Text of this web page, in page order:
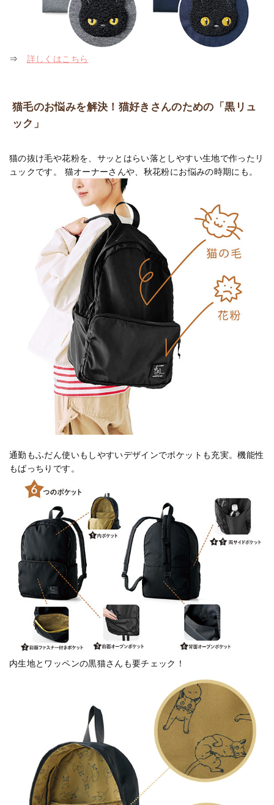
⇒ 詳しくはこちら
猫毛のお悩みを解決！猫好きさんのための「黒リュ
ック」
猫の抜け毛や花粉を、サッとはらい落としやすい生地で作ったリ
ュックです。 猫オーナーさんや、秋花粉にお悩みの時期にも。
通勤もふだん使いもしやすいデザインでポケットも充実。機能性
もばっちりです。
内生地とワッペンの黒猫さんも要チェック！